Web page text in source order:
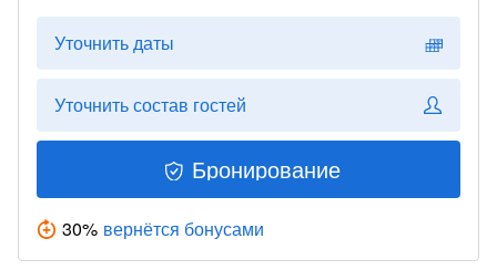
Уточнить даты
Уточнить состав гостей
Бронирование
30% вернётся бонусами